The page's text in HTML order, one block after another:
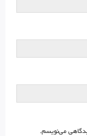
می‌نویسم.